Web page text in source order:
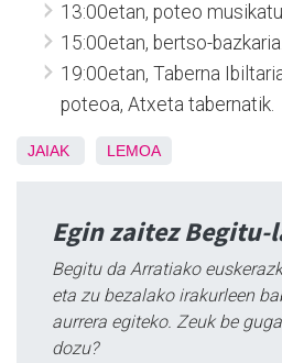
13:00etan, poteo
15:00etan, bertso-bazkaria.
19:00etan, Taberna
poteoa, Atxeta tabernatik.
JAIAK LEMOA
Egin zaitez Begitu-
Begitu da Arratiako
eta zu bezalako irakurleen
aurrera egiteko. Zeuk be
dozu?